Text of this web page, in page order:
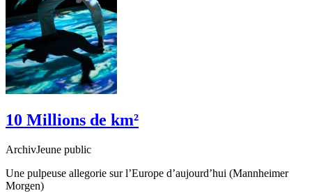
10 Millions de km²
ArchivJeune public
Une pulpeuse allegorie sur l’Europe d’aujourd’hui (Mannheimer
Morgen)